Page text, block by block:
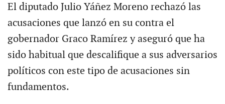
El diputado Julio Yáñez Moreno rechazó las
acusaciones que lanzó en su contra el
gobernador Graco Ramírez y aseguró que ha
sido habitual que descalifique a sus adversarios
políticos con este tipo de acusaciones sin
fundamentos.